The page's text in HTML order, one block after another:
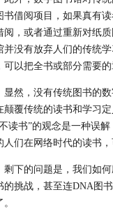
书借阅项目，如果真有
阅，或者通过重新对纸
并没有放弃人们的传统
可以把全书或部分需要的
，没有传统图书的数
颠覆传统的读书和学习
读书”的观念是一种误
人们在网络时代的读书
的问题是，我们如何
的挑战，甚至连DNA图